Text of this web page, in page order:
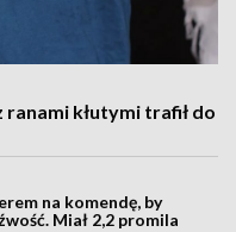
kłutymi trafił do
na komendę, by
Miał 2,2 promila